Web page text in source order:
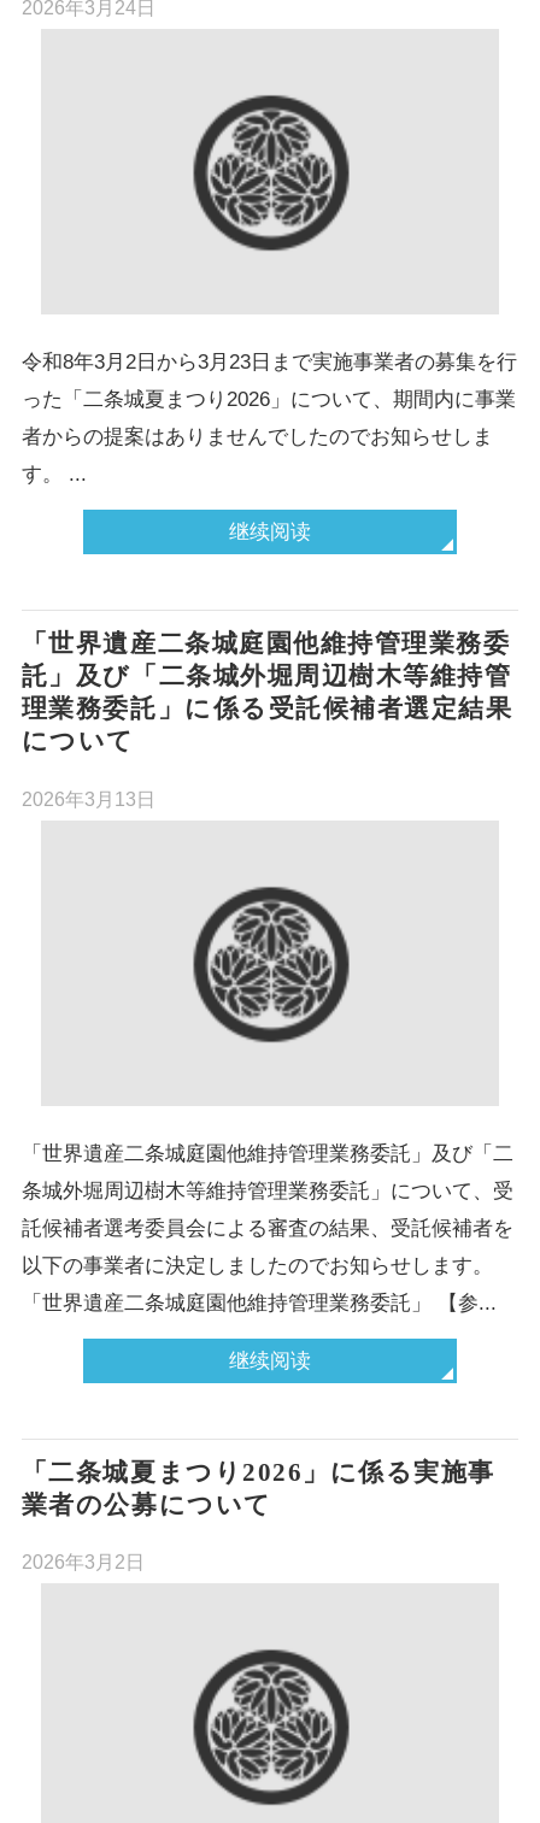
2026年3月24日
令和8年3月2日から3月23日まで実施事業者の募集を行
った「二条城夏まつり2026」について、期間内に事業
者からの提案はありませんでしたのでお知らせしま
す。 ...
继续阅读
「世界遺産二条城庭園他維持管理業務委
託」及び「二条城外堀周辺樹木等維持管
理業務委託」に係る受託候補者選定結果
について
2026年3月13日
「世界遺産二条城庭園他維持管理業務委託」及び「二
条城外堀周辺樹木等維持管理業務委託」について、受
託候補者選考委員会による審査の結果、受託候補者を
以下の事業者に決定しましたのでお知らせします。
「世界遺産二条城庭園他維持管理業務委託」 【参...
继续阅读
「二条城夏まつり2026」に係る実施事
業者の公募について
2026年3月2日